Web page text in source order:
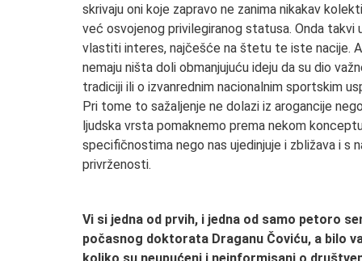
skrivaju oni koje zapravo ne zanima nikakav
već osvojenog privilegiranog statusa. Onda takvi
vlastiti interes, najčešće na štetu te iste nacije.
nemaju ništa doli obmanjujuću ideju da su dio
tradiciji ili o izvanrednim nacionalnim sportskim
Pri tome to sažaljenje ne dolazi iz arogancije
ljudska vrsta pomaknemo prema nekom
specifičnostima nego nas ujedinjuje i zbližava i s
privrženosti.
Vi si jedna od prvih, i jedna od samo petoro
počasnog doktorata Draganu Čoviću, a bilo
koliko su neupućeni i neinformisani o